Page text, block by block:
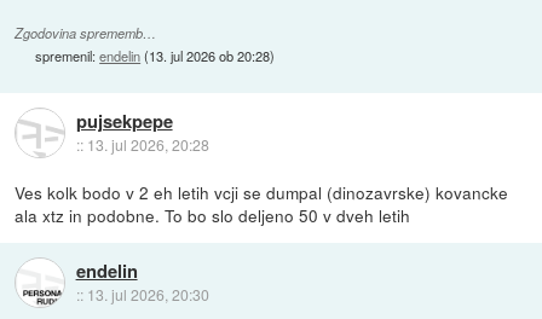
Zgodovina sprememb…
spremenil:endelin(13. jul 2026 ob 20:28)
pujsekpepe
:: 13. jul 2026, 20:28
Ves kolk bodo v 2 eh letih vcji se dumpal (dinozavrske) kovancke
ala xtz in podobne. To bo slo deljeno 50 v dveh letih
endelin
:: 13. jul 2026, 20:30